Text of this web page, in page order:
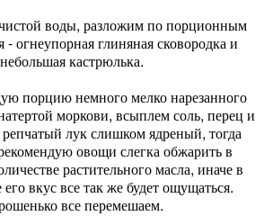
воды, разложим по порционным
огнеупорная глиняная сковородка и
небольшая кастрюлька.
порцию немного мелко нарезанного
моркови, всыплем соль, перец и
лук слишком ядреный, тогда
овощи слегка обжарить в
растительного масла, иначе в
вкус все так же будет ощущаться.
все перемешаем.